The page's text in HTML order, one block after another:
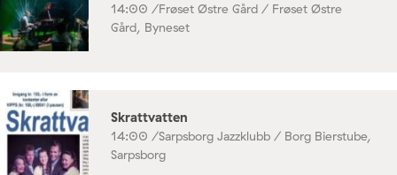
14:00 /Frøset Østre Gård / Frøset Østre
Gård, Byneset
Skrattvatten
14:00 /Sarpsborg Jazzklubb / Borg Bierstube,
Sarpsborg